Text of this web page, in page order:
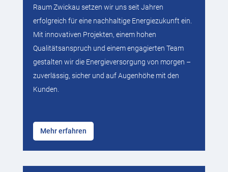
Raum Zwickau setzen wir uns seit Jahren
erfolgreich für eine nachhaltige Energiezukunft ein.
Mit innovativen Projekten, einem hohen
Qualitätsanspruch und einem engagierten Team
gestalten wir die Energieversorgung von morgen –
zuverlässig, sicher und auf Augenhöhe mit den
Kunden.
Mehr erfahren